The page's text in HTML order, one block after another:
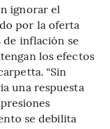
ignorar el
por la oferta
de inflación se
los efectos
“Sin
una respuesta
se debilita